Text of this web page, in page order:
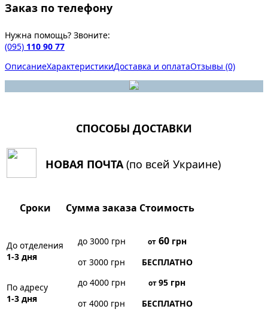
Заказ по телефону
Нужна помощь? Звоните:
(095) 110 90 77
ОписаниеХарактеристикиДоставка и оплатаОтзывы (0)
СПОСОБЫ ДОСТАВКИ
НОВАЯ ПОЧТА(по всей Украине)
Сроки Сумма заказа Стоимость
До отделения
1-3 дня
до 3000 грн от60грн
от 3000 грн
БЕСПЛАТНО
По адресу
1-3 дня
до 4000 грн от95 грн
от 4000 грн
БЕСПЛАТНО